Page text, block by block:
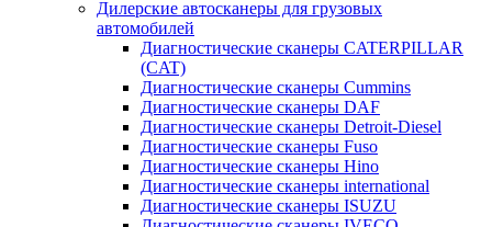
Дилерские автосканеры для грузовых
автомобилей
Диагностические сканеры CATERPILLAR
(CAT)
Диагностические сканеры Cummins
Диагностические сканеры DAF
Диагностические сканеры Detroit-Diesel
Диагностические сканеры Fuso
Диагностические сканеры Hino
Диагностические сканеры international
Диагностические сканеры ISUZU